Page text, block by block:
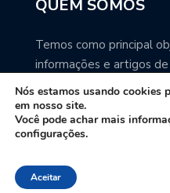
QUEM SOMOS
Temos como principal
informações e artigos
precisa. Você pode ter
67NEWS é uma
sobre Mato Grosso do
Nós estamos usando cookies
em nosso site.
Você pode achar mais
configurações.
Aceitar